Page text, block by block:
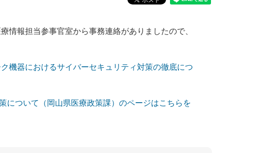
情報担当参事官室から事務連絡がありましたので、
機器におけるサイバーセキュリティ対策の徹底につ
について（岡山県医療政策課）​のページはこちらを